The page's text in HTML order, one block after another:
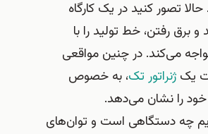
تصور کنید در یک کارگاه
رفتن، خط تولید را با
می‌کند. در چنین مواقعی
یکژنراتور تک، به خصوص
خود را نشان می‌دهد.
چه دستگاهی است و توان‌های